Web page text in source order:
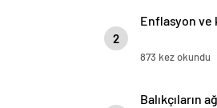
2
Enflasyon ve
873 kez okundu
Balıkçıların